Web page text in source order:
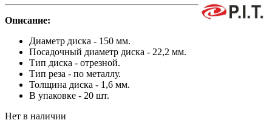
Описание:
Диаметр диска - 150 мм.
Посадочный диаметр диска - 22,2 мм.
Тип диска - отрезной.
Тип реза - по металлу.
Толщина диска - 1,6 мм.
В упаковке - 20 шт.
Нет в наличии